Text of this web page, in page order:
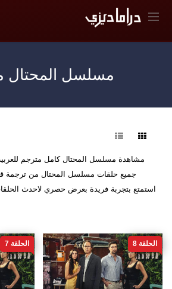
مسلسل المحتال
مشاهدة مسلسل المحتال كامل مترجم
جميع حلقات مسلسل المحتال من
استمتع بتجربة فريدة بعرض حصري لاحدث
الحلقة 8 الحلقة 7